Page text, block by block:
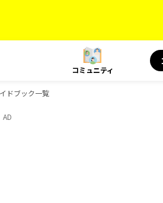
コミュニティ
ドブック一覧
AD